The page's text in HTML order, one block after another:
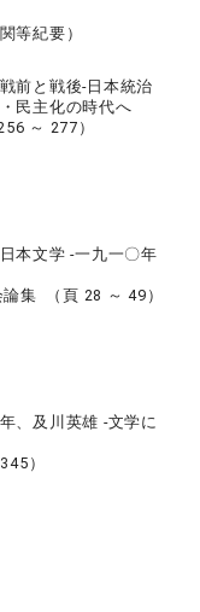
等紀要）
前と戦後‐日本統治
民主化の時代へ
～ 277）
本文学 ‐一九一〇年
集 （頁 28 ～ 49）
、及川英雄 ‐文学に
）